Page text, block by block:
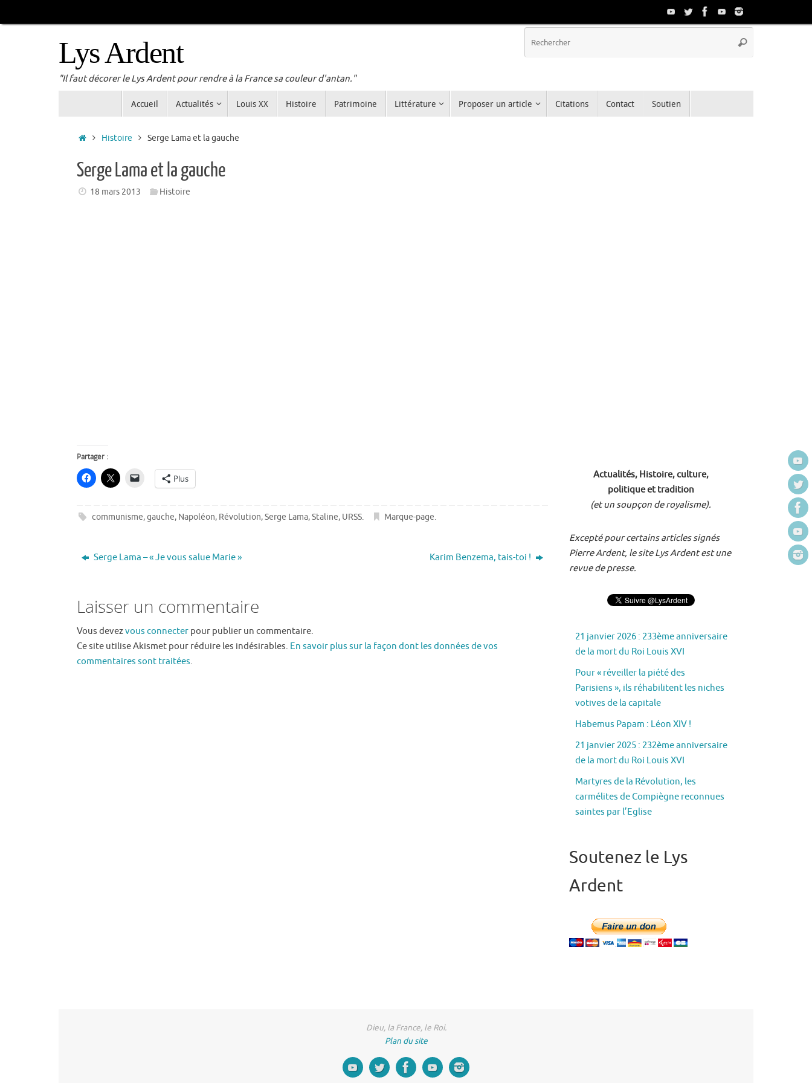
au
Lys Ardent
"Il faut décorer le Lys Ardent pour rendre à la France sa couleur d'antan."
Rechercher
Accueil Actualités Louis XX Histoire Patrimoine Littérature Proposer un article Citations Contact Soutien
Accueil
Histoire Serge Lama et la gauche
Serge Lama et la gauche
18 mars 2013 Histoire
Partager :
Plus
communisme,gauche, Napoléon, Révolution,Serge Lama,Staline, URSS. Marque-page.
Serge Lama – « Je vous salue Marie » Karim Benzema, tais-toi !
Laisser un commentaire
Vous devezvous connecter pour publier un commentaire.
Ce site utilise Akismet pour réduire les indésirables. En savoir plus sur la façon dont les données de vos
commentaires sont traitées.
Actualités, Histoire, culture,
politique et tradition
(et un soupçon de royalisme).
Excepté pour certains articles signés
Pierre Ardent, le site Lys Ardent est une
revue de presse.
21 janvier 2026 : 233ème anniversaire
de la mort du Roi Louis XVI
Pour « réveiller la piété des
Parisiens », ils réhabilitent les niches
votives de la capitale
Habemus Papam : Léon XIV !
21 janvier 2025 : 232ème anniversaire
de la mort du Roi Louis XVI
Martyres de la Révolution, les
carmélites de Compiègne reconnues
saintes par l’Eglise
Soutenez le Lys
Ardent
Dieu, la France, le Roi.
Plan du site